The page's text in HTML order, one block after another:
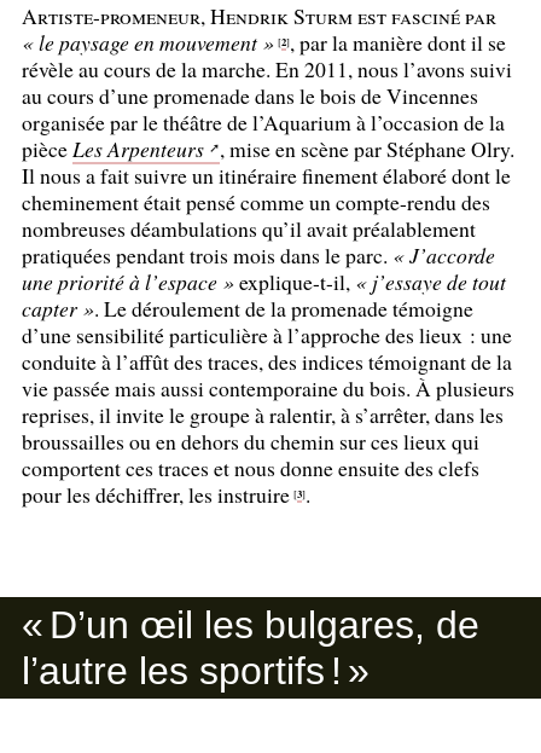
Artiste-promeneur, Hendrik Sturm est fasciné par
« le paysage en mouvement » [2], par la manière dont il se
révèle au cours de la marche. En 2011, nous l’avons suivi
au cours d’une promenade dans le bois de Vincennes
organisée par le théâtre de l’Aquarium à l’occasion de la
pièceLes Arpenteurs , mise en scène par Stéphane Olry.
Il nous a fait suivre un itinéraire finement élaboré dont le
cheminement était pensé comme un compte-rendu des
nombreuses déambulations qu’il avait préalablement
pratiquées pendant trois mois dans le parc. « J’accorde
une priorité à l’espace » explique-t-il, « j’essaye de tout
capter ». Le déroulement de la promenade témoigne
d’une sensibilité particulière à l’approche des lieux : une
conduite à l’affût des traces, des indices témoignant de la
vie passée mais aussi contemporaine du bois. À plusieurs
reprises, il invite le groupe à ralentir, à s’arrêter, dans les
broussailles ou en dehors du chemin sur ces lieux qui
comportent ces traces et nous donne ensuite des clefs
pour les déchiffrer, les instruire [3].
« D’un œil les bulgares, de
l’autre les sportifs ! »